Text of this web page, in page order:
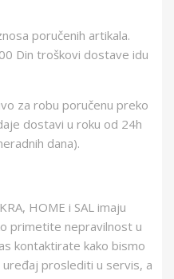
8606007589580
poručenih artikala.
Din troškovi dostave idu
za robu poručenu preko
dostavi u roku od 24h
dana).
HOME i SAL imaju
primetite nepravilnost u
kontaktirate kako bismo
proslediti u servis, a